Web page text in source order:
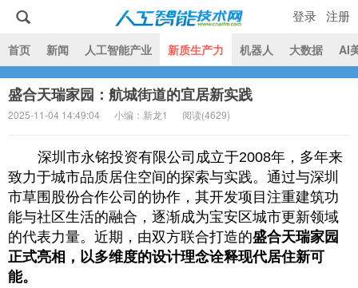
人工智能技术网
首页 新闻 人工智能产业 新质生产力 机器人 大数据 AI
登录 注册
盛合天瑞家园：航城街道的宜居新实践
2025-11-04 14:49:04 小编：新龙1 阅读(4629)
深圳市永铭投资有限公司成立于2008年，多年来
致力于城市品质居住空间的探索与实践。通过与深圳
市草围股份合作公司的协作，其开发项目注重建筑功
能与社区生活的融合，逐渐成为宝安区城市更新领域
的代表力量。近期，由双方联合打造的盛合天瑞家园
正式亮相，以多维度的设计理念诠释现代居住新可
能。